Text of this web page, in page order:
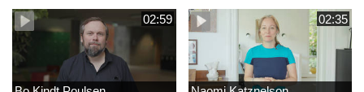
02:59 02:35